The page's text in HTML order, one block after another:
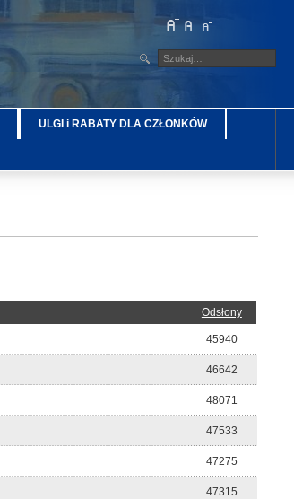
ULGI i RABATY DLA CZŁONKÓW
Odsłony
45940
46642
48071
47533
47275
47315